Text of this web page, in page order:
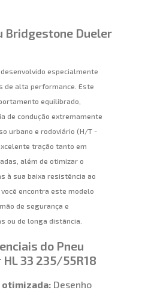
Bridgestone Dueler
especialmente
de alta performance. Este
equilibrado,
de condução extremamente
urbano e rodoviário (H/T -
tração tanto em
além de otimizar o
à sua baixa resistência ao
encontra este modelo
de segurança e
ou de longa distância.
do Pneu
33 235/55R18
otimizada: Desenho